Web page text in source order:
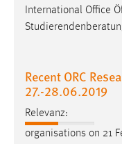
International Office
Recent ORC
27.-28.06.2019
Relevanz:
organisations on 21
gespeichert, ob
Name:
site-language-
Zweck:
Das Cookie